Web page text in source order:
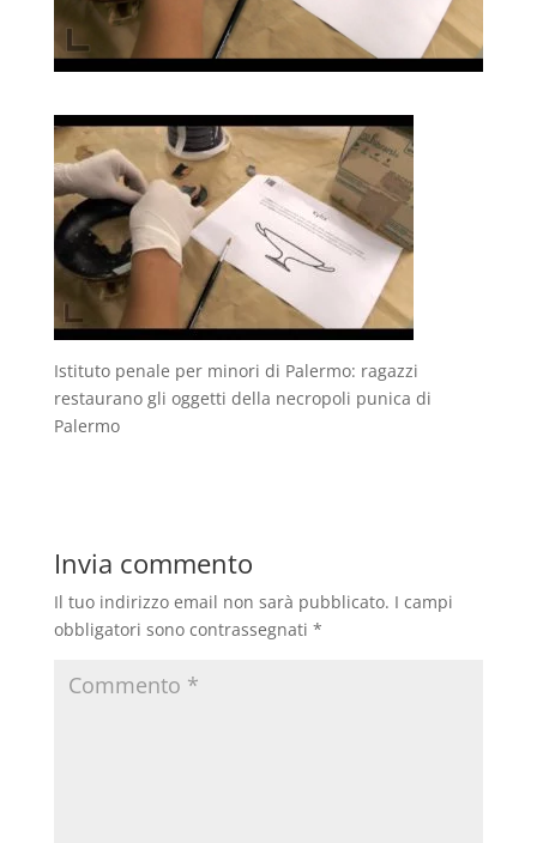
Istituto penale per minori di Palermo: ragazzi
restaurano gli oggetti della necropoli punica di
Palermo
Invia commento
Il tuo indirizzo email non sarà pubblicato. I campi
obbligatori sono contrassegnati *